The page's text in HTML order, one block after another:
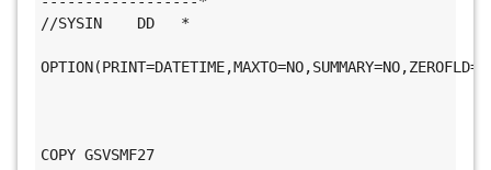
//SYSIN    DD   *
COPY GSVSMF27